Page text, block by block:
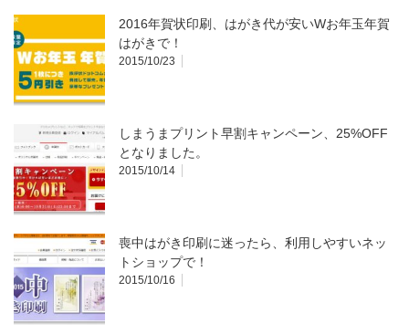
2016年賀状印刷、はがき代が安いWお年玉年賀
はがきで！
2015/10/23
しまうまプリント早割キャンペーン、25%OFF
となりました。
2015/10/14
喪中はがき印刷に迷ったら、利用しやすいネッ
トショップで！
2015/10/16